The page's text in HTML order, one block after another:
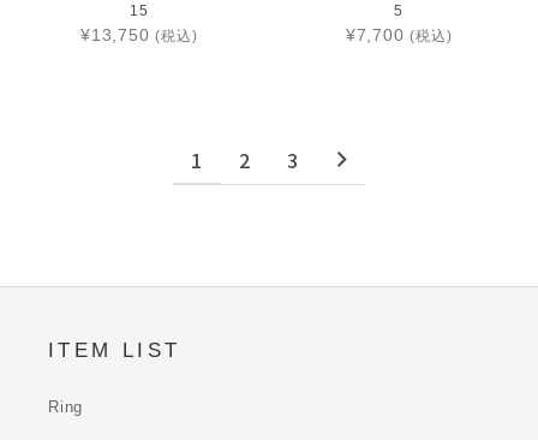
15
¥13,750 (税込)
5
¥7,700 (税込)
1 2 3
ITEM LIST
Ring